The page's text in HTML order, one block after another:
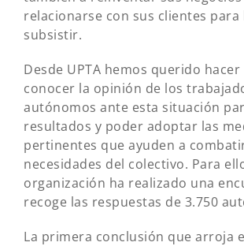
relacionarse con sus clientes
subsistir.
Desde UPTA hemos querido hacer
conocer la opinión de los
autónomos ante esta situación
resultados y poder adoptar las
pertinentes que ayuden a
necesidades del colectivo. Para
organización ha realizado una
recoge las respuestas de 3.750
La primera conclusión que arroja